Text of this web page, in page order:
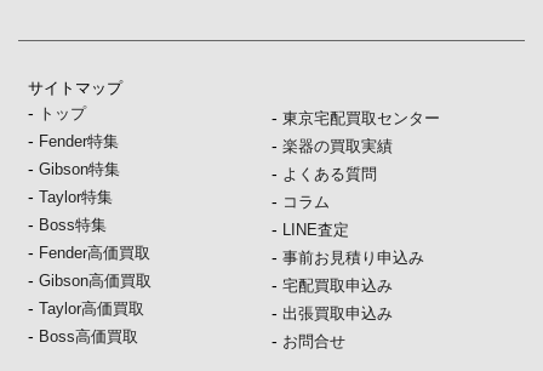
サイトマップ
- トップ
- Fender特集
-Gibson特集
-Taylor特集
- Boss特集
- Fender高価買取
-Gibson高価買取
-Taylor高価買取
- Boss高価買取
- 東京宅配買取センター
- 楽器の買取実績
- よくある質問
- コラム
- LINE査定
- 事前お見積り申込み
- 宅配買取申込み
- 出張買取申込み
- お問合せ